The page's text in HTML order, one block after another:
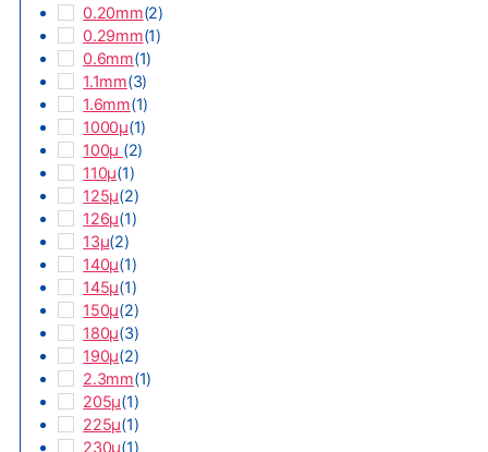
0.20mm(2)
0.29mm(1)
0.6mm(1)
1.1mm(3)
1.6mm(1)
1000µ(1)
100µ (2)
110µ(1)
125µ(2)
126µ(1)
13µ(2)
140µ(1)
145µ(1)
150µ(2)
180µ(3)
190µ(2)
2.3mm(1)
205µ(1)
225µ(1)
230µ(1)